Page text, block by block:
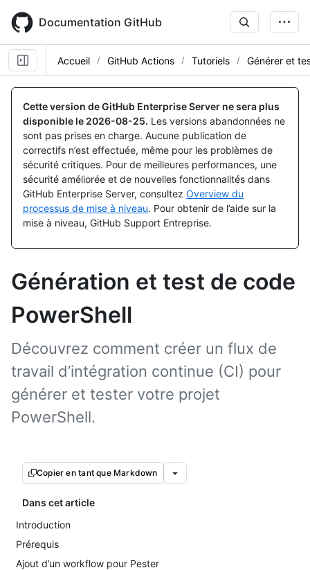
main
content
Documentation GitHub
Accueil GitHub Actions Tutoriels Générer et
Cette version de GitHub Enterprise Server ne sera plus
disponible le 2026-08-25. Les versions abandonnées ne
sont pas prises en charge. Aucune publication de
correctifs n’est effectuée, même pour les problèmes de
sécurité critiques. Pour de meilleures performances, une
sécurité améliorée et de nouvelles fonctionnalités dans
GitHub Enterprise Server, consultez Overview du
processus de mise à niveau. Pour obtenir de l’aide sur la
mise à niveau, GitHub Support Entreprise.
Génération et test de code
PowerShell
Découvrez comment créer un flux de
travail d’intégration continue (CI) pour
générer et tester votre projet
PowerShell.
Copier en tant que Markdown
Dans cet article
Introduction
Prérequis
Ajout d’un workflow pour Pester